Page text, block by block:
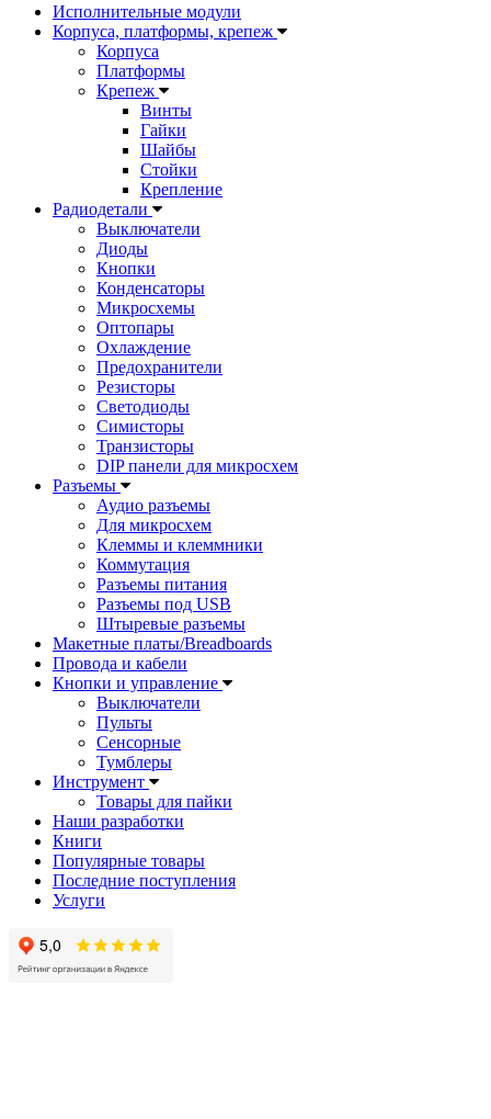
Исполнительные модули
Корпуса, платформы, крепеж
Корпуса
Платформы
Крепеж
Винты
Гайки
Шайбы
Стойки
Крепление
Радиодетали
Выключатели
Диоды
Кнопки
Конденсаторы
Микросхемы
Оптопары
Охлаждение
Предохранители
Резисторы
Светодиоды
Симисторы
Транзисторы
DIP панели для микросхем
Разъемы
Аудио разъемы
Для микросхем
Клеммы и клеммники
Коммутация
Разъемы питания
Разъемы под USB
Штыревые разъемы
Макетные платы/Breadboards
Провода и кабели
Кнопки и управление
Выключатели
Пульты
Сенсорные
Тумблеры
Инструмент
Товары для пайки
Наши разработки
Книги
Популярные товары
Последние поступления
Услуги